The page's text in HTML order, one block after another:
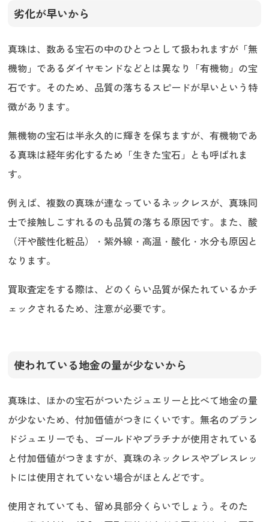
劣化が早いから
真珠は、数ある宝石の中のひとつとして扱われますが「無
機物」であるダイヤモンドなどとは異なり「有機物」の宝
石です。そのため、品質の落ちるスピードが早いという特
徴があります。
無機物の宝石は半永久的に輝きを保ちますが、有機物であ
る真珠は経年劣化するため「生きた宝石」とも呼ばれま
す。
例えば、複数の真珠が連なっているネックレスが、真珠同
士で接触しこすれるのも品質の落ちる原因です。また、酸
（汗や酸性化粧品）・紫外線・高温・酸化・水分も原因と
なります。
買取査定をする際は、どのくらい品質が保たれているかチ
ェックされるため、注意が必要です。
使われている地金の量が少ないから
真珠は、ほかの宝石がついたジュエリーと比べて地金の量
が少ないため、付加価値がつきにくいです。無名のブラン
ドジュエリーでも、ゴールドやプラチナが使用されている
と付加価値がつきますが、真珠のネックレスやブレスレッ
トには使用されていない場合がほとんどです。
使用されていても、留め具部分くらいでしょう。そのた